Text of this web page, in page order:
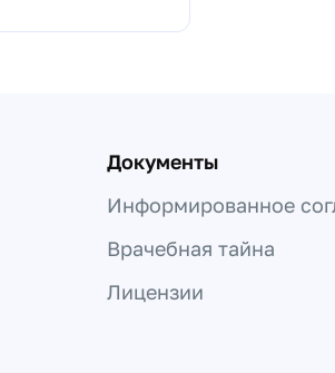
Документы
Информированное
Врачебная тайна
Лицензии